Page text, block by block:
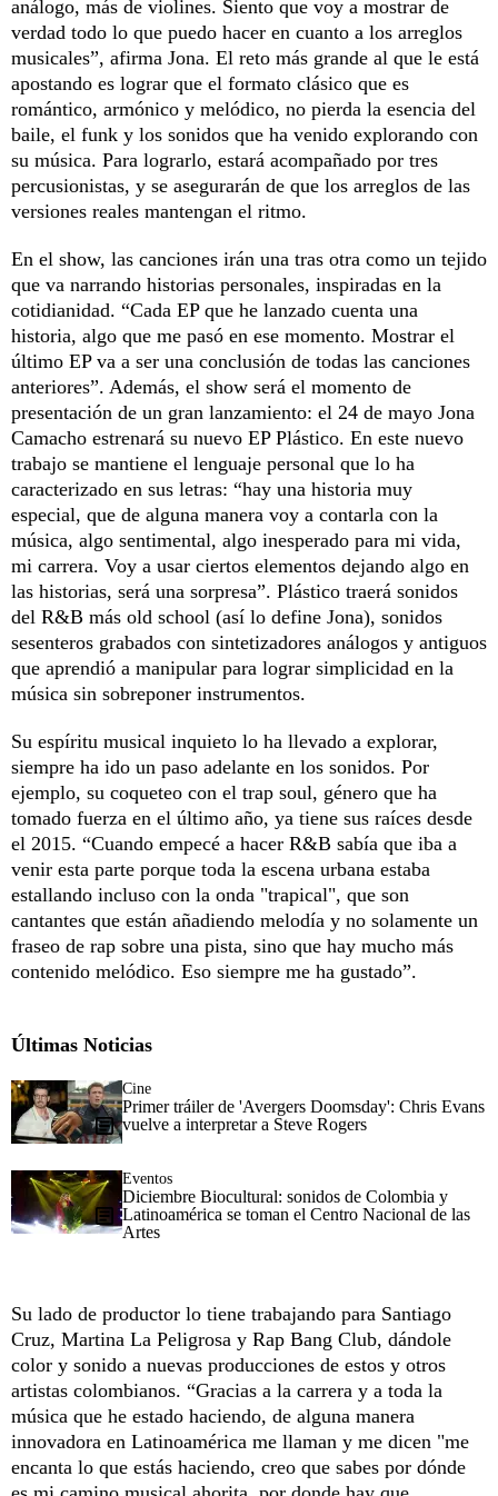
análogo, más de violines. Siento que voy a mostrar de
verdad todo lo que puedo hacer en cuanto a los arreglos
musicales”, afirma Jona. El reto más grande al que le está
apostando es lograr que el formato clásico que es
romántico, armónico y melódico, no pierda la esencia del
baile, el funk y los sonidos que ha venido explorando con
su música. Para lograrlo, estará acompañado por tres
percusionistas, y se asegurarán de que los arreglos de las
versiones reales mantengan el ritmo.
En el show, las canciones irán una tras otra como un tejido
que va narrando historias personales, inspiradas en la
cotidianidad. “Cada EP que he lanzado cuenta una
historia, algo que me pasó en ese momento. Mostrar el
último EP va a ser una conclusión de todas las canciones
anteriores”. Además, el show será el momento de
presentación de un gran lanzamiento: el 24 de mayo Jona
Camacho estrenará su nuevo EP Plástico. En este nuevo
trabajo se mantiene el lenguaje personal que lo ha
caracterizado en sus letras: “hay una historia muy
especial, que de alguna manera voy a contarla con la
música, algo sentimental, algo inesperado para mi vida,
mi carrera. Voy a usar ciertos elementos dejando algo en
las historias, será una sorpresa”. Plástico traerá sonidos
del R&B más old school (así lo define Jona), sonidos
sesenteros grabados con sintetizadores análogos y antiguos
que aprendió a manipular para lograr simplicidad en la
música sin sobreponer instrumentos.
Su espíritu musical inquieto lo ha llevado a explorar,
siempre ha ido un paso adelante en los sonidos. Por
ejemplo, su coqueteo con el trap soul, género que ha
tomado fuerza en el último año, ya tiene sus raíces desde
el 2015. “Cuando empecé a hacer R&B sabía que iba a
venir esta parte porque toda la escena urbana estaba
estallando incluso con la onda "trapical", que son
cantantes que están añadiendo melodía y no solamente un
fraseo de rap sobre una pista, sino que hay mucho más
contenido melódico. Eso siempre me ha gustado”.
Últimas Noticias
Cine
Primer tráiler de 'Avergers Doomsday': Chris Evans
vuelve a interpretar a Steve Rogers
Eventos
Diciembre Biocultural: sonidos de Colombia y
Latinoamérica se toman el Centro Nacional de las
Artes
Su lado de productor lo tiene trabajando para Santiago
Cruz, Martina La Peligrosa y Rap Bang Club, dándole
color y sonido a nuevas producciones de estos y otros
artistas colombianos. “Gracias a la carrera y a toda la
música que he estado haciendo, de alguna manera
innovadora en Latinoamérica me llaman y me dicen "me
encanta lo que estás haciendo, creo que sabes por dónde